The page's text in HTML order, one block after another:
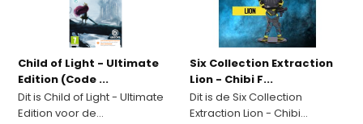
Child of Light - Ultimate
Edition (Code ...
Dit is Child of Light - Ultimate
Edition voor de...
Six Collection Extraction
Lion - Chibi F...
Dit is de Six Collection
Extraction Lion - Chibi...